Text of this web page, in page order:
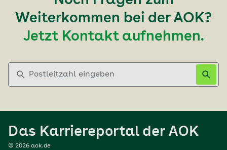
Weiterkommen bei der AOK?
Jetzt Kontakt aufnehmen.
Das Karriereportal der AOK
© 2026 aok.de